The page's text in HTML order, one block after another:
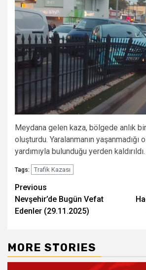
Meydana gelen kaza, bölgede anlık
oluşturdu. Yaralanmanın yaşanmadığı
yardımıyla bulunduğu yerden kaldırıldı.
Tags: Trafik Kazası
Post
navigation
Previous
Nevşehir’de Bugün Vefat
Edenler (29.11.2025)
MORE STORIES